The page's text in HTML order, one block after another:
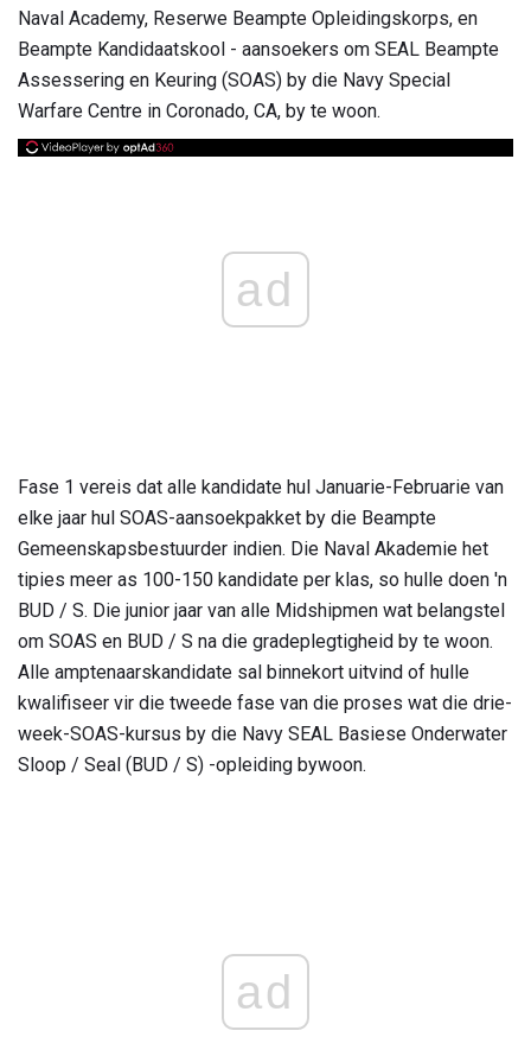
Naval Academy, Reserwe Beampte Opleidingskorps, en
Beampte Kandidaatskool - aansoekers om SEAL Beampte
Assessering en Keuring (SOAS) by die Navy Special
Warfare Centre in Coronado, CA, by te woon.
ad
Fase 1 vereis dat alle kandidate hul Januarie-Februarie van
elke jaar hul SOAS-aansoekpakket by die Beampte
Gemeenskapsbestuurder indien. Die Naval Akademie het
tipies meer as 100-150 kandidate per klas, so hulle doen 'n
BUD / S. Die junior jaar van alle Midshipmen wat belangstel
om SOAS en BUD / S na die gradeplegtigheid by te woon.
Alle amptenaarskandidate sal binnekort uitvind of hulle
kwalifiseer vir die tweede fase van die proses wat die drie-
week-SOAS-kursus by die Navy SEAL Basiese Onderwater
Sloop / Seal (BUD / S) -opleiding bywoon.
ad